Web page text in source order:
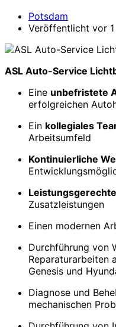
unser
Autohaus
Genesis
und
Hyundai
Potsdam
Veröffentlicht vor
ASL Auto-Service
Eine unbefristete
erfolgreichen
Ein kollegiales
Arbeitsumfeld
Kontinuierliche
Zusatzleistungen
Einen modernen
Durchführung von
Reparaturarbeiten
Genesis und
Diagnose und
mechanischen